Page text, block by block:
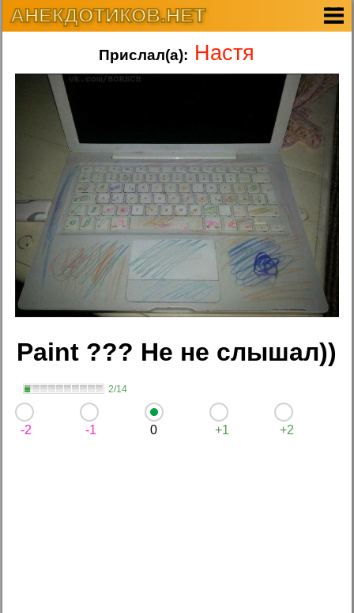
АНЕКДОТИКОВ.НЕТ
Прислал(а): Настя
Paint ??? Не не слышал))
2/14
-2 -1 0 +1 +2